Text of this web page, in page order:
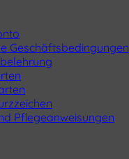
Geschäftsbedingungen
Pflegeanweisungen